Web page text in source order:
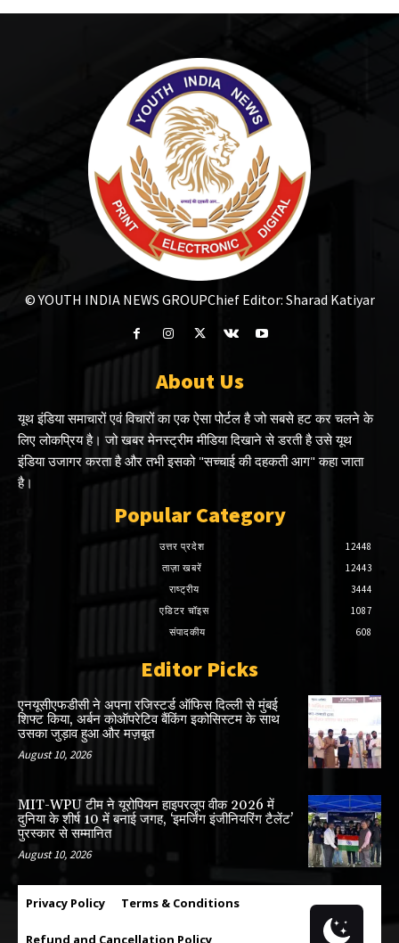
© YOUTH INDIA NEWS GROUPChief Editor: Sharad Katiyar
About Us
यूथ इंडिया समाचारों एवं विचारों का एक ऐसा पोर्टल है जो सबसे हट कर चलने के
लिए लोकप्रिय है। जो खबर मेनस्ट्रीम मीडिया दिखाने से डरती है उसे यूथ
इंडिया उजागर करता है और तभी इसको "सच्चाई की दहकती आग" कहा जाता
है।
Popular Category
उत्तर प्रदेश
12448
ताज़ा खबरें
12443
राष्ट्रीय
3444
एडिटर चॉइस
1087
संपादकीय
608
Editor Picks
एनयूसीएफडीसी ने अपना रजिस्टर्ड ऑफिस दिल्ली से मुंबई
शिफ्ट किया, अर्बन कोऑपरेटिव बैंकिंग इकोसिस्टम के साथ
उसका जुड़ाव हुआ और मज़बूत
August 10, 2026
MIT-WPU टीम ने यूरोपियन हाइपरलूप वीक 2026 में
दुनिया के शीर्ष 10 में बनाई जगह, ‘इमर्जिंग इंजीनियरिंग टैलेंट’
पुरस्कार से सम्मानित
August 10, 2026
Privacy Policy Terms & Conditions